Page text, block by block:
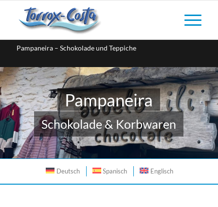
Pampaneira – Schokolade und Teppiche
Pampaneira
Schokolade & Korbwaren
Deutsch Spanisch Englisch